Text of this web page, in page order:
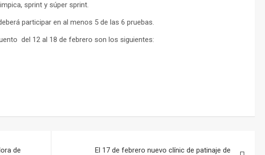
sprint y súper sprint.
participar en al menos 5 de las 6 pruebas.
del 12 al 18 de febrero son los siguientes:
de
El 17 de febrero nuevo clínic de patinaje de